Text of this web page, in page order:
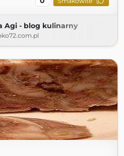
Agi - blog kulinarny